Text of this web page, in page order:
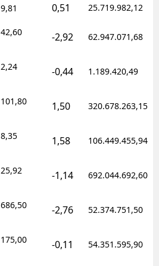
Sinop
Sivas
Trabzon
Uşak
9,81 0,51 25.719.982,12
42,60 -2,92 62.947.071,68
2,24 -0,44 1.189.420,49
101,80 1,50 320.678.263,15
8,35 1,58 106.449.455,94
25,92 -1,14 692.044.692,60
686,50 -2,76 52.374.751,50
175,00 -0,11 54.351.595,90